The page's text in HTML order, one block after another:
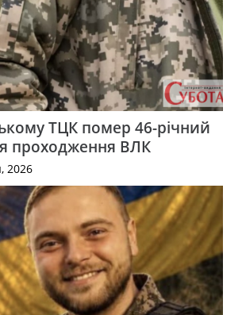
ТЦК помер 46-річний
проходження ВЛК
2026